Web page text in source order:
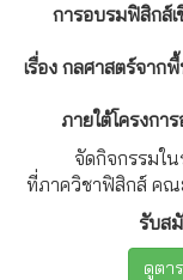
การอบรมฟิสิกส์เ
เรื่อง กลศาสตร์จาก
ภายใต้โครงกา
จัดกิจกรรมใ
ที่ภาควิชาฟิสิกส์ คณ
รับส
ดูตา